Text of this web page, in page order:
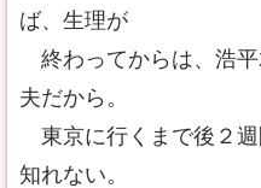
ば、生理が
終わってからは、浩
夫だから。
東京に行くまで後２週
知れない。